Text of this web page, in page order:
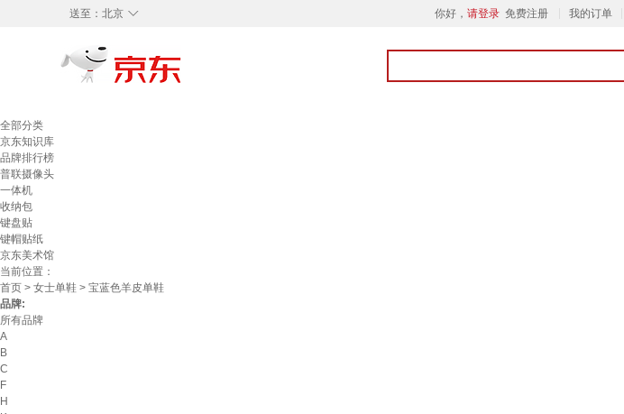
◇
送至： 北京 你好， 请登录 免费注册 我的订单
全部分类
京东知识库
品牌排行榜
普联摄像头
一体机
收纳包
键盘贴
键帽贴纸
京东美术馆
当前位置：
首页 > 女士单鞋 > 宝蓝色羊皮单鞋
品牌:
所有品牌
A
B
C
F
H